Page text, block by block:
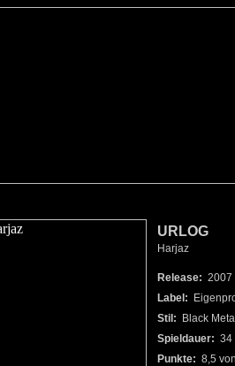
URLOG
Harjaz
Release: 2007
Label:
Stil: Black
Spieldauer: 34
Punkte: 8,5